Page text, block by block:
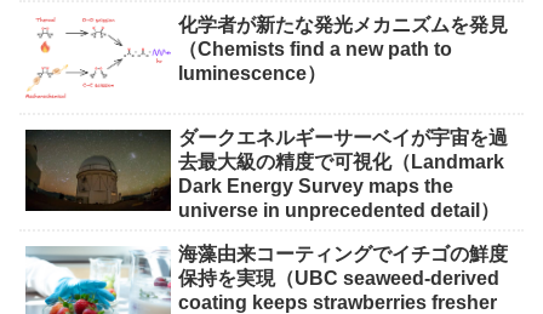
化学者が新たな発光メカニズムを発見
（Chemists find a new path to
luminescence）
ダークエネルギーサーベイが宇宙を過
去最大級の精度で可視化（Landmark
Dark Energy Survey maps the
universe in unprecedented detail）
海藻由来コーティングでイチゴの鮮度
保持を実現（UBC seaweed-derived
coating keeps strawberries fresher